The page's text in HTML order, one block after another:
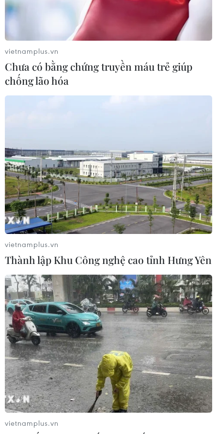
đến lớp,” giảm giá từ 10-20% cho mặt hàng
đồng phục học sinh tiểu học, balô chống gù, cặp
đa năng, vở học sinh loại 96-100 trang./.
(TTXVN/Vietnam+)
#Đồ dùng học tập
#Thương hiệu Việt
#Sách giáo khoa
TP. Hà Nội
Theo dõi VietnamPlus
TIN LIÊN QUAN
vietnamplus.vn
Chưa có bằng chứng truyền máu trẻ giúp
chống lão hóa
vietnamplus.vn
Thành lập Khu Công nghệ cao tỉnh Hưng Yên
vietnamplus.vn